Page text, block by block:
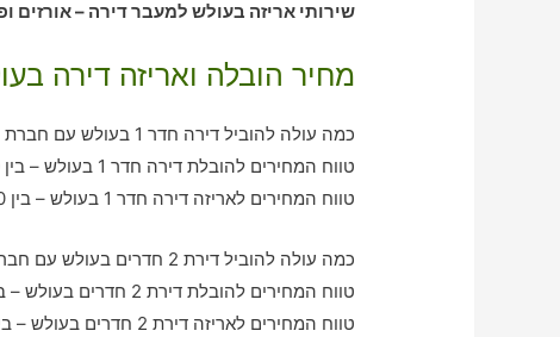
שירותי אריזה בעולש למעבר דירה – אורזים
מחיר הובלה ואריזה דירה
כמה עולה להוביל דירה חדר 1 בעולש עם חברת הובלה כולל אריזה?
טווח המחירים להובלת דירה חדר 1 בעולש – בין 390-780 ש"ח
טווח המחירים לאריזה דירה חדר 1 בעולש – בין 290-600 ש"ח
כמה עולה להוביל דירת 2 חדרים בעולש עם חברת הובלה כולל אריזה?
טווח המחירים להובלת דירת 2 חדרים בעולש – בין 760-1060 ש"ח
טווח המחירים לאריזה דירת 2 חדרים בעולש – בין 580-1000 ש"ח